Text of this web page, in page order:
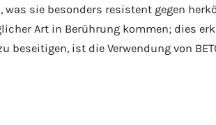
sie besonders resistent gegen
Art in Berührung kommen; dies
ist die Verwendung von